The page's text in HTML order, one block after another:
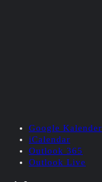
Google Kalender
iCalendar
Outlook 365
Outlook Live